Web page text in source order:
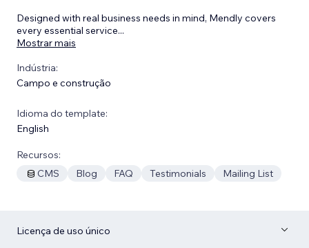
Designed with real business needs in mind, Mendly covers
every essential service...
Mostrar mais
Indústria:
Campo e construção
Idioma do template:
English
Recursos:
CMS
Blog FAQ Testimonials Mailing List
Licença de uso único